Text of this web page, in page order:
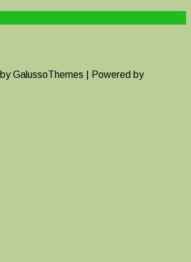
by GalussoThemes | Powered by